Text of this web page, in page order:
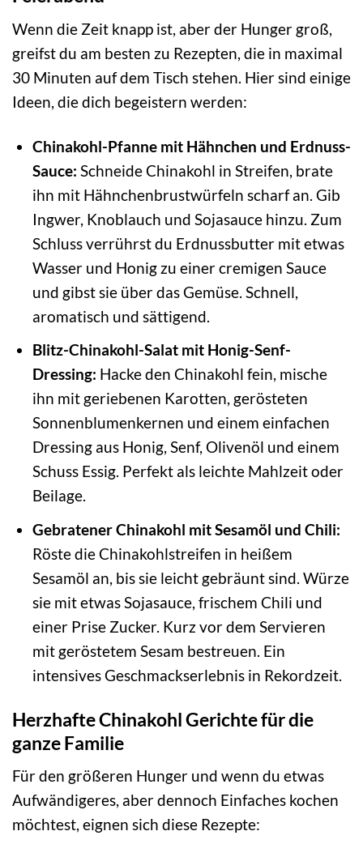
Wenn die Zeit knapp ist, aber der Hunger groß,
greifst du am besten zu Rezepten, die in maximal
30 Minuten auf dem Tisch stehen. Hier sind einige
Ideen, die dich begeistern werden:
Chinakohl-Pfanne mit Hähnchen und Erdnuss-
Sauce: Schneide Chinakohl in Streifen, brate
ihn mit Hähnchenbrustwürfeln scharf an. Gib
Ingwer, Knoblauch und Sojasauce hinzu. Zum
Schluss verrührst du Erdnussbutter mit etwas
Wasser und Honig zu einer cremigen Sauce
und gibst sie über das Gemüse. Schnell,
aromatisch und sättigend.
Blitz-Chinakohl-Salat mit Honig-Senf-
Dressing: Hacke den Chinakohl fein, mische
ihn mit geriebenen Karotten, gerösteten
Sonnenblumenkernen und einem einfachen
Dressing aus Honig, Senf, Olivenöl und einem
Schuss Essig. Perfekt als leichte Mahlzeit oder
Beilage.
Gebratener Chinakohl mit Sesamöl und Chili:
Röste die Chinakohlstreifen in heißem
Sesamöl an, bis sie leicht gebräunt sind. Würze
sie mit etwas Sojasauce, frischem Chili und
einer Prise Zucker. Kurz vor dem Servieren
mit geröstetem Sesam bestreuen. Ein
intensives Geschmackserlebnis in Rekordzeit.
Herzhafte Chinakohl Gerichte für die
ganze Familie
Für den größeren Hunger und wenn du etwas
Aufwändigeres, aber dennoch Einfaches kochen
möchtest, eignen sich diese Rezepte: